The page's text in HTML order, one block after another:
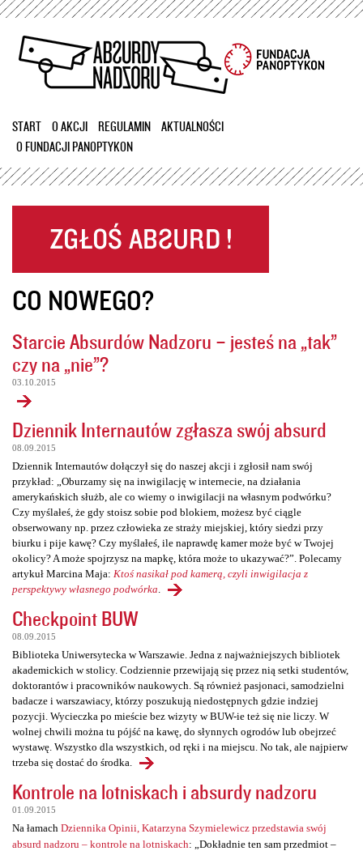
Przejdź
treści
START O AKCJI REGULAMIN
AKTUALNOŚCI
O FUNDACJI PANOPTYKON
CO NOWEGO?
Starcie Absurdów Nadzoru – jesteś na „tak”
czy na „nie”?
03.10.2015
Dziennik Internautów zgłasza swój absurd
08.09.2015
Dziennik Internautów dołączył się do naszej akcji i zgłosił nam swój
przykład: „Oburzamy się na inwigilację w internecie, na działania
amerykańskich służb, ale co wiemy o inwigilacji na własnym podwórku?
Czy myślałeś, że gdy stoisz sobie pod blokiem, możesz być ciągle
obserwowany np. przez człowieka ze straży miejskiej, który siedzi przy
biurku i pije kawę? Czy myślałeś, ile naprawdę kamer może być w Twojej
okolicy? A może spojrzysz na mapkę, która może to ukazywać?”. Polecamy
artykuł Marcina Maja: Ktoś nasikał pod kamerą, czyli inwigilacja z
perspektywy własnego podwórka
Checkpoint BUW
08.09.2015
Biblioteka Uniwersytecka w Warszawie. Jedna z najważniejszych bibliotek
akademickich w stolicy. Codziennie przewijają się przez nią setki studentów,
doktorantów i pracowników naukowych. Są również pasjonaci, samodzielni
badacze i warszawiacy, którzy poszukują niedostępnych gdzie indziej
pozycji. Wycieczka po mieście bez wizyty w BUW-ie też się nie liczy. W
wolnej chwili można tu pójść na kawę, do słynnych ogrodów lub obejrzeć
wystawę. Wszystko dla wszystkich, od ręki i na miejscu. No tak, ale najpierw
trzeba się dostać do środka.
Kontrole na lotniskach i absurdy nadzoru
01.09.2015
Na łamach Dziennika Opinii, Katarzyna Szymielewicz przedstawia swój
absurd nadzoru – kontrole na lotniskach: „Dokładnie ten sam przedmiot –